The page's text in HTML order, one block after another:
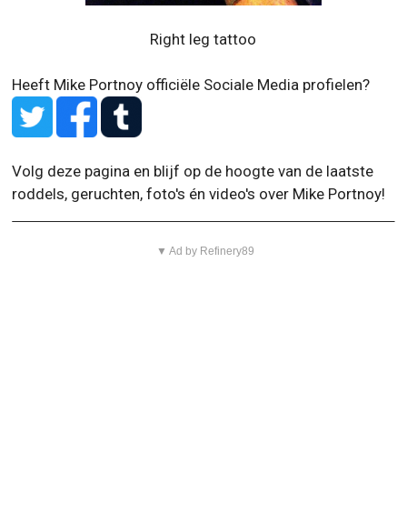
Right leg tattoo
Heeft Mike Portnoy officiële Sociale Media profielen?
Volg deze pagina en blijf op de hoogte van de laatste
roddels, geruchten, foto's én video's over Mike Portnoy!
▼ Ad by Refinery89